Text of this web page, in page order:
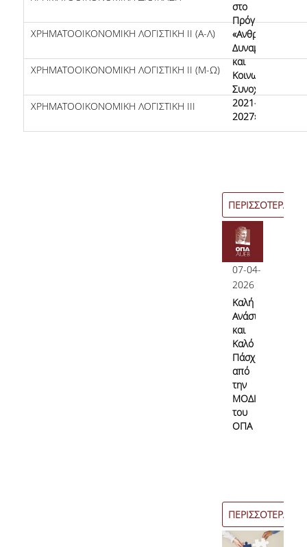
ΧΡΗΜΑΤΟΟΙΚΟΝΟΜΙΚΗ ΛΟΓΙΣΤΙΚΗ ΙΙ (Α-Λ)
ΧΡΗΜΑΤΟΟΙΚΟΝΟΜΙΚΗ ΛΟΓΙΣΤΙΚΗ ΙΙ (Μ-Ω)
ΧΡΗΜΑΤΟΟΙΚΟΝΟΜΙΚΗ ΛΟΓΙΣΤΙΚΗ ΙΙΙ
στο
Πρόγραμμα
«Ανθρώπινο
Δυναμικό
και
Κοινωνική
Συνοχή
2021–
2027»
ΠΕΡΙΣΣΟΤΕΡΑ
07-04-
2026
Καλή
Ανάσταση
και
Καλό
Πάσχα
από
την
ΜΟΔΙΠ
του
ΟΠΑ
ΠΕΡΙΣΣΟΤΕΡΑ